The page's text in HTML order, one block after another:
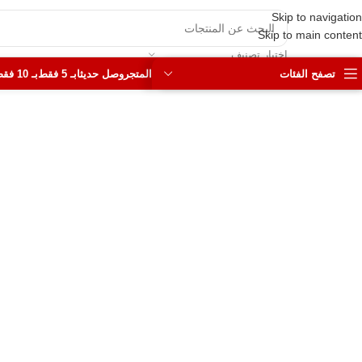
Skip to navigation
Skip to main content
اختيار تصنيف
تصفح الفئات المتجر وصل حديثابـ 5 فقط بـ 10 فقط